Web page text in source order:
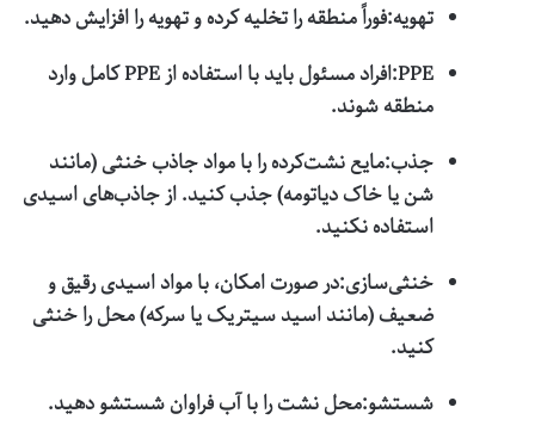
تهویه:فوراً منطقه را تخلیه کرده و تهویه را افزایش دهید.
PPE:
افراد مسئول باید با استفاده از PPE کامل وارد
منطقه شوند.
جذب:مایع نشت‌کرده را با مواد جاذب خنثی (مانند
شن یا خاک دیاتومه) جذب کنید. از جاذب‌های اسیدی
استفاده نکنید.
خنثی‌سازی:در صورت امکان، با مواد اسیدی رقیق و
ضعیف (مانند اسید سیتریک یا سرکه) محل را خنثی
کنید.
شستشو:محل نشت را با آب فراوان شستشو دهید.